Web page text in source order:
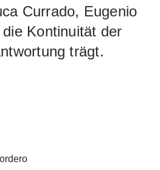
Currado, Eugenio
Kontinuität der
trägt.